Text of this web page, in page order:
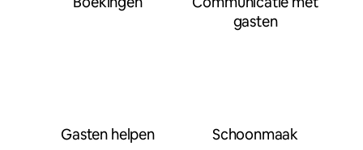
gasten
Gasten helpen Schoonmaak